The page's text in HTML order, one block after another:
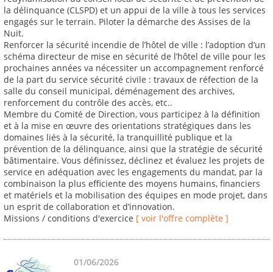
la délinquance (CLSPD) et un appui de la ville à tous les services
engagés sur le terrain. Piloter la démarche des Assises de la
Nuit.
Renforcer la sécurité incendie de l’hôtel de ville : l’adoption d’un
schéma directeur de mise en sécurité de l’hôtel de ville pour les
prochaines années va nécessiter un accompagnement renforcé
de la part du service sécurité civile : travaux de réfection de la
salle du conseil municipal, déménagement des archives,
renforcement du contrôle des accès, etc..
Membre du Comité de Direction, vous participez à la définition
et à la mise en œuvre des orientations stratégiques dans les
domaines liés à la sécurité, la tranquillité publique et la
prévention de la délinquance, ainsi que la stratégie de sécurité
bâtimentaire. Vous définissez, déclinez et évaluez les projets de
service en adéquation avec les engagements du mandat, par la
combinaison la plus efficiente des moyens humains, financiers
et matériels et la mobilisation des équipes en mode projet, dans
un esprit de collaboration et d’innovation.
Missions / conditions d'exercice [ voir l'offre complète ]
01/06/2026